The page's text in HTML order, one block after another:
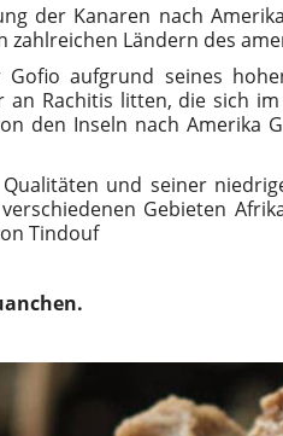
der Kanaren nach
Ländern des
aufgrund seines
Rachitis litten, die sich
den Inseln nach Amerika
und seiner
Gebieten
Tindouf